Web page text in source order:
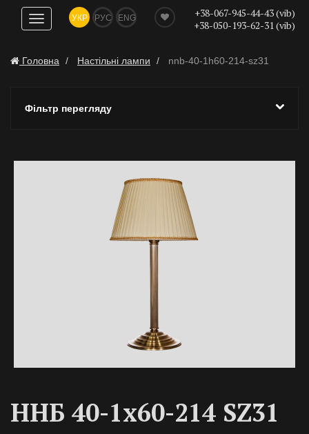
Показати
навігацію
УКР РУС ENG
+38-067-945-44-43 (vib)
+38-050-193-62-31 (vib)
Головна Настільні лампи nnb-40-1h60-214-sz31
Фільтр перегляду
ННБ 40-1х60-214 SZ31